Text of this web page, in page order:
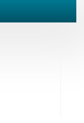
nuova finestra